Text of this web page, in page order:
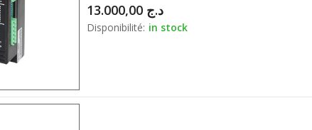
د.ج
Disponibilité: in stock